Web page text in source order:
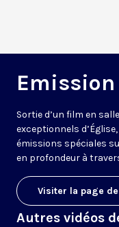
Sortie d’un film en
exceptionnels
émissions spéciales
en profondeur à
Visiter la page
Autres vidéos